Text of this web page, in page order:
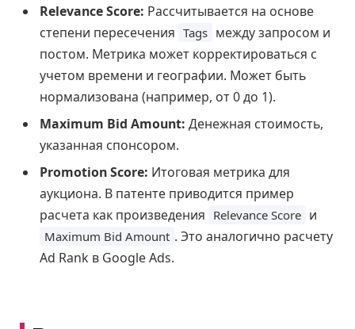
Relevance Score: Рассчитывается на основе
степени пересечения Tags между запросом и
постом. Метрика может корректироваться с
учетом времени и географии. Может быть
нормализована (например, от 0 до 1).
Maximum Bid Amount: Денежная стоимость,
указанная спонсором.
Promotion Score: Итоговая метрика для
аукциона. В патенте приводится пример
расчета как произведения Relevance Score и
Maximum Bid Amount . Это аналогично расчету
Ad Rank в Google Ads.